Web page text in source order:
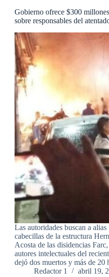
Gobierno ofrece $300
sobre responsables del
Las autoridades buscan a alias
cabecillas de la estructura
Acosta de las disidencias
autores intelectuales del
dejó dos muertos y más de
Redactor 1
abril 19,